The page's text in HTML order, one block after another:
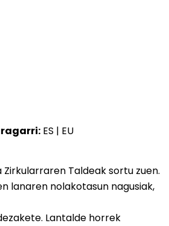
ES | EU
Taldeak sortu zuen.
lanaren nolakotasun nagusiak,
Lantalde horrek